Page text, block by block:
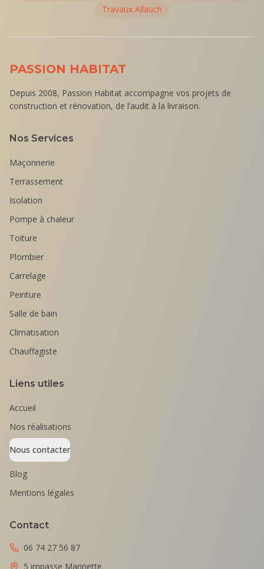
Travaux Allauch
PASSION HABITAT
Depuis 2008, Passion Habitat accompagne vos projets de
construction et rénovation, de l’audit à la livraison.
Nos Services
Maçonnerie
Terrassement
Isolation
Pompe à chaleur
Toiture
Plombier
Carrelage
Peinture
Salle de bain
Climatisation
Chauffagiste
Liens utiles
Accueil
Nos réalisations
Nous contacter
Blog
Mentions légales
Contact
06 74 27 56 87
5 impasse Marinette